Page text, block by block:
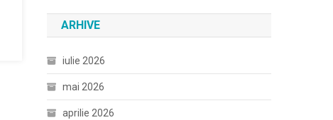
ARHIVE
iulie 2026
mai 2026
aprilie 2026